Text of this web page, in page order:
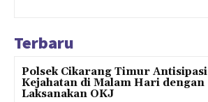
Terbaru
Polsek Cikarang Timur Antisipasi
Kejahatan di Malam Hari dengan
Laksanakan OKJ